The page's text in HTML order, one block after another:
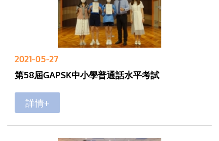
2021-05-27
第58屆GAPSK中小學普通話水平考試
詳情+